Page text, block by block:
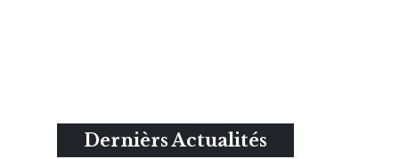
Dernièrs Actualités